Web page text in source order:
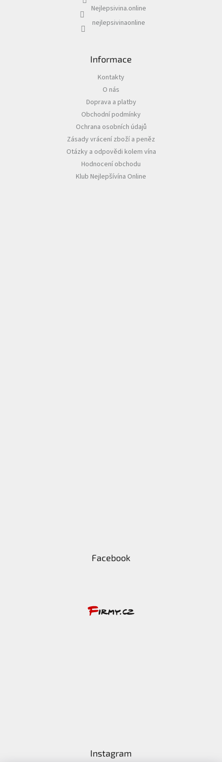
Nejlepsivina.online
nejlepsivinaonline
Informace
Kontakty
O nás
Doprava a platby
Obchodní podmínky
Ochrana osobních údajů
Zásady vrácení zboží a peněz
Otázky a odpovědi kolem vína
Hodnocení obchodu
Klub Nejlepšívína Online
Facebook
Instagram